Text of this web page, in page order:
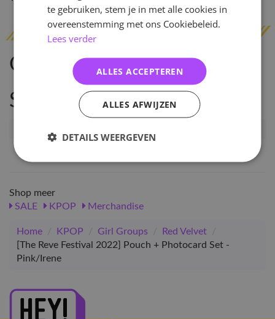
Omschrijving
Specificaties
Shop meer
SALE
KPOP Merchandise
Home / KPOP / Girl Groups / Red Velvet
/
[The Reve Festival 2022] Pouch + Photocard Set -
Pink/Irene
te gebruiken, stem je in met alle cookies in
overeenstemming met ons Cookiebeleid.
Lees verder
ALLES ACCEPTEREN
ALLES AFWIJZEN
DETAILS WEERGEVEN